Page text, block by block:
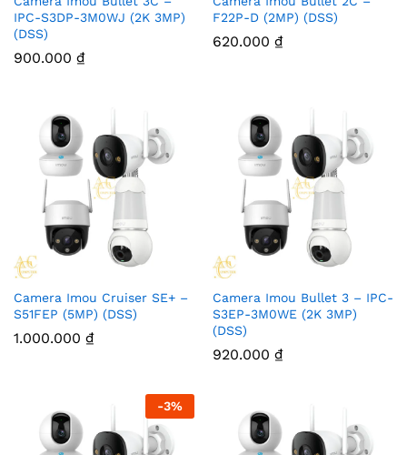
IPC-S3DP-3M0WJ (2K 3MP)
(DSS)
900.000 ₫
F22P-D (2MP) (DSS)
620.000 ₫
Camera Imou Cruiser SE+ –
S51FEP (5MP) (DSS)
1.000.000 ₫
Camera Imou Bullet 3 – IPC-
S3EP-3M0WE (2K 3MP)
(DSS)
920.000 ₫
-3%